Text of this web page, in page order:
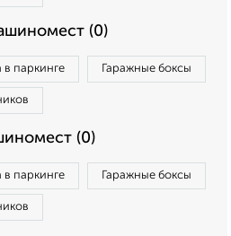
(0)
паркинге Гаражные боксы
(0)
паркинге Гаражные боксы